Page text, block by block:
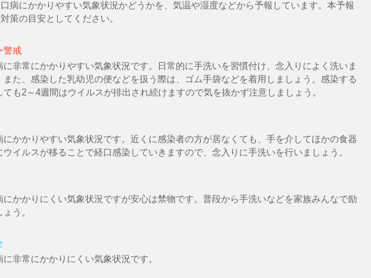
病にかかりやすい気象状況かどうかを、気温や湿度などから予報しています。本予報
策の目安としてください。
警戒
に非常にかかりやすい気象状況です。日常的に手洗いを習慣付け、念入りによく洗いま
また、感染した乳幼児の便などを扱う際は、ゴム手袋などを着用しましょう。感染する
ても2～4週間はウイルスが排出され続けますので気を抜かず注意しましょう。
にかかりやすい気象状況です。近くに感染者の方が居なくても、手を介してほかの食器
ウイルスが移ることで経口感染していきますので、念入りに手洗いを行いましょう。
にかかりにくい気象状況ですが安心は禁物です。普段から手洗いなどを家族みんなで励
う。
に非常にかかりにくい気象状況です。